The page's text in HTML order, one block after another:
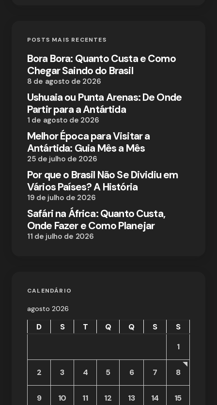
POSTS MAIS RECENTES
Bora Bora: Quanto Custa e Como
Chegar Saindo do Brasil
8 de agosto de 2026
Ushuaia ou Punta Arenas: De Onde
Partir para a Antártida
1 de agosto de 2026
Melhor Época para Visitar a
Antártida: Guia Mês a Mês
25 de julho de 2026
Por que o Brasil Não Se Dividiu em
Vários Países? A História
19 de julho de 2026
Safári na África: Quanto Custa,
Onde Fazer e Como Planejar
11 de julho de 2026
CALENDÁRIO
agosto 2026
D S T Q Q S
S
1
2 3 4 5 6 7 8
9 10 11 12 13 14 15